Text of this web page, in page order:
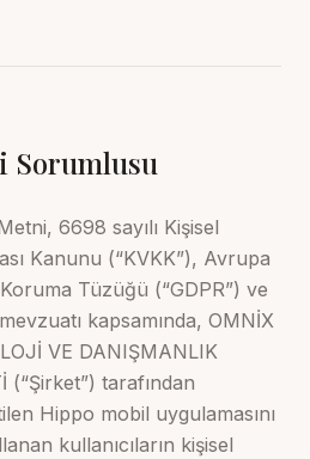
Sorumlusu
6698 sayılı Kişisel
Kanunu (“KVKK”), Avrupa
Tüzüğü (“GDPR”) ve
kapsamında, OMNİX
VE DANIŞMANLIK
(“Şirket”) tarafından
Hippo mobil uygulamasını
kullanıcıların kişisel